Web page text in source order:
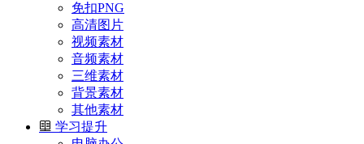
免扣PNG
高清图片
视频素材
音频素材
三维素材
背景素材
其他素材
学习提升